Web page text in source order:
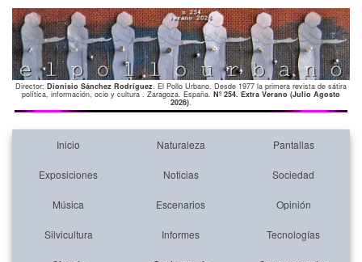
Director: Dionisio Sánchez Rodríguez. El Pollo Urbano. Desde 1977 la primera revista de sátira
política, información, ocio y cultura . Zaragoza. España. Nº 254. Extra Verano (Julio Agosto
2026).
Inicio Naturaleza Pantallas
Exposiciones Noticias Sociedad
Música Escenarios Opinión
Silvicultura Informes Tecnologías